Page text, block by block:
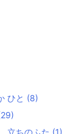
ひと (8)
立ちのふた (1)